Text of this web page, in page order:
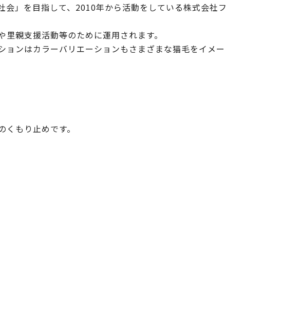
」を目指して、2010年から活動をしている株式会社フ
親支援活動等のために運用されます。
ンはカラーバリエーションもさまざまな猫毛をイメー
もり止めです。